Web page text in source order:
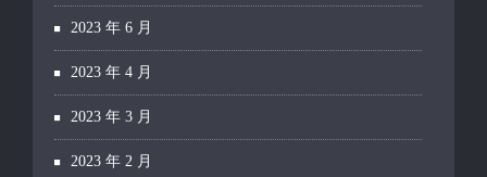
2023 年 6 月
2023 年 4 月
2023 年 3 月
2023 年 2 月